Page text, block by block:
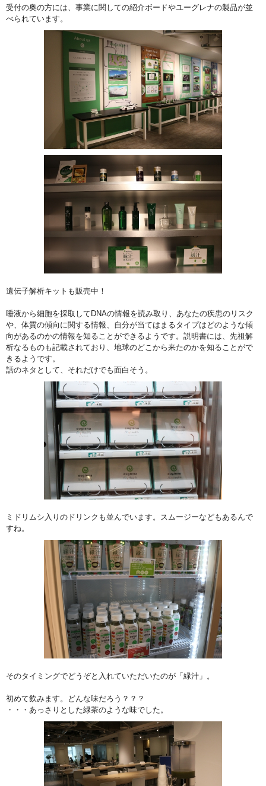
受付の奥の方には、事業に関しての紹介ボードやユーグレナの製品が並
べられています。
遺伝子解析キットも販売中！
唾液から細胞を採取してDNAの情報を読み取り、あなたの疾患のリスク
や、体質の傾向に関する情報、自分が当てはまるタイプはどのような傾
向があるのかの情報を知ることができるようです。説明書には、先祖解
析なるものも記載されており、地球のどこから来たのかを知ることがで
きるようです。
話のネタとして、それだけでも面白そう。
ミドリムシ入りのドリンクも並んでいます。スムージーなどもあるんで
すね。
そのタイミングでどうぞと入れていただいたのが「緑汁」。
初めて飲みます。どんな味だろう？？？
・・・あっさりとした緑茶のような味でした。